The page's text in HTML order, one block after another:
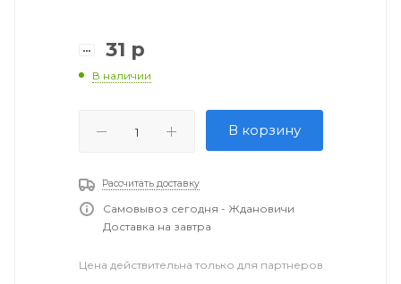
31 р
В наличии
В корзину
Рассчитать доставку
Самовывоз сегодня - Ждановичи
Доставка на завтра
Цена действительна только для партнеров